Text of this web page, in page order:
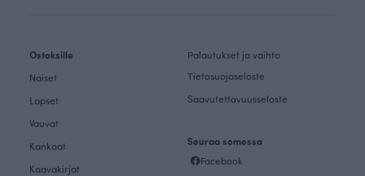
Ostoksille
Naiset
Lapset
Vauvat
Kankaat
Kaavakirjat
Palautukset ja vaihto
Tietosuojaseloste
Saavutettavuusseloste
Seuraa somessa
Facebook